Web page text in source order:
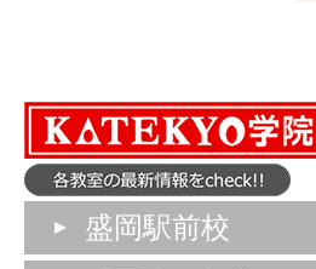
盛岡駅前校